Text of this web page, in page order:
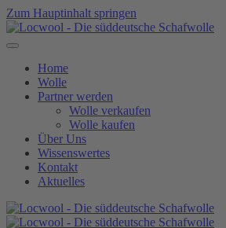
Zum Hauptinhalt springen
Home
Wolle
Partner werden
Wolle verkaufen
Wolle kaufen
Über Uns
Wissenswertes
Kontakt
Aktuelles